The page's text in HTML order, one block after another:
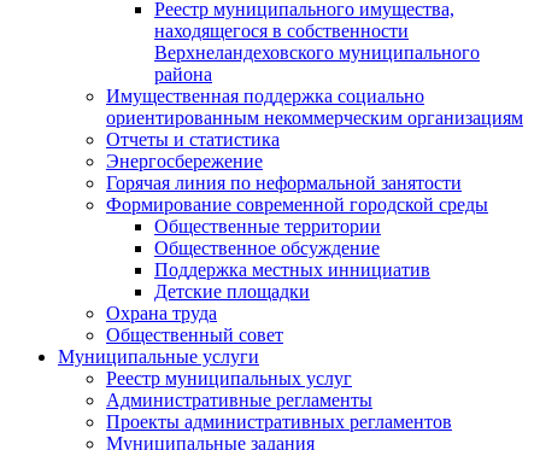
Реестр муниципального имущества,
находящегося в собственности
Верхнеландеховского муниципального
района
Имущественная поддержка социально
ориентированным некоммерческим организациям
Отчеты и статистика
Энергосбережение
Горячая линия по неформальной занятости
Формирование современной городской среды
Общественные территории
Общественное обсуждение
Поддержка местных иннициатив
Детские площадки
Охрана труда
Общественный совет
Муниципальные услуги
Реестр муниципальных услуг
Административные регламенты
Проекты административных регламентов
Муниципальные задания